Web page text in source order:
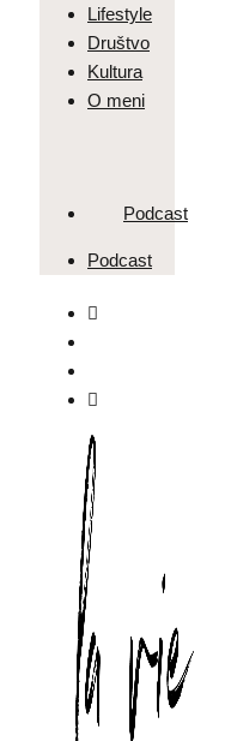
Lifestyle
Društvo
Kultura
O meni
Podcast
Podcast